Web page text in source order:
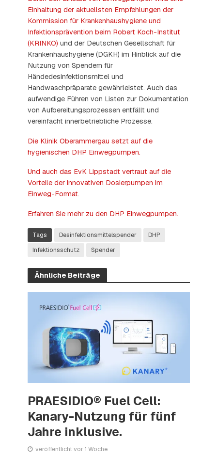
Einhaltung der aktuellsten Empfehlungen der
Kommission für Krankenhaushygiene und
Infektionsprävention beim Robert Koch-Institut
(KRINKO) und der Deutschen Gesellschaft für
Krankenhaushygiene (DGKH) im Hinblick auf die
Nutzung von Spendern für
Händedesinfektionsmittel und
Handwaschpräparate gewährleistet. Auch das
aufwendige Führen von Listen zur Dokumentation
von Aufbereitungsprozessen entfällt und
vereinfacht innerbetriebliche Prozesse.
Die Klinik Oberammergau setzt auf die
hygienischen DHP Einwegpumpen.
Und auch das EvK Lippstadt vertraut auf die
Vorteile der innovativen Dosierpumpen im
Einweg-Format.
Erfahren Sie mehr zu den DHP Einwegpumpen.
Tags Desinfektionsmittelspender
DHP
Infektionsschutz
Spender
Ähnliche Beiträge
PRAESIDIO® Fuel Cell:
Kanary-Nutzung für fünf
Jahre inklusive.
veröffentlicht vor 1 Woche